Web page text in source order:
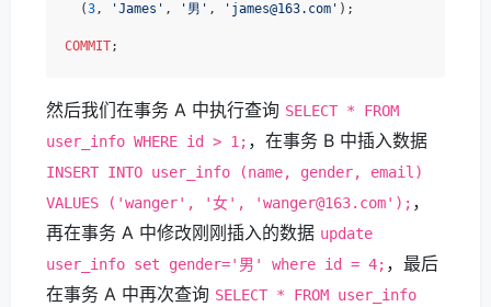
  (
3, 'James' , '男' , 'james@163.com' );
COMMIT
然后我们在事务 A 中执行查询 SELECT * FROM
user_info WHERE id > 1; ，在事务 B 中插入数据
INSERT INTO user_info (name, gender, email)
VALUES ('wanger', '女', 'wanger@163.com'); ，
再在事务 A 中修改刚刚插入的数据 update
user_info set gender='男' where id = 4; ，最后
在事务 A 中再次查询 SELECT * FROM user_info